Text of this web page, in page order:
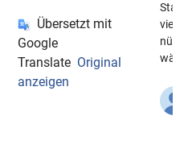
Übersetzt mit
Google
Translate Original
anzeigen
vielen
wäre.